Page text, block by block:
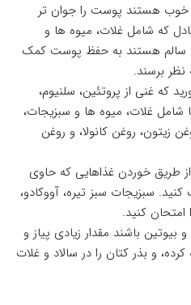
خوب هستند پوست را جوان تر
که شامل غلات، میوه ها و
سالم هستند به حفظ پوست کمک
برسند.
که غنی از پروتئین، سلنیوم،
غلات، میوه ها و سبزیجات،
زیتون، روغن کانولا، و روغن
طریق خوردن غذاهایی که حاوی
سبزیجات سبز تیره، آووکادو،
امتحان کنید.
بیوتین باشند مقدار زیادی پیاز و
و بذر کتان را در سالاد و غلات